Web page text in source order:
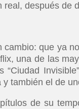
después de
que ya
una de las
“Ciudad
también el de
de su